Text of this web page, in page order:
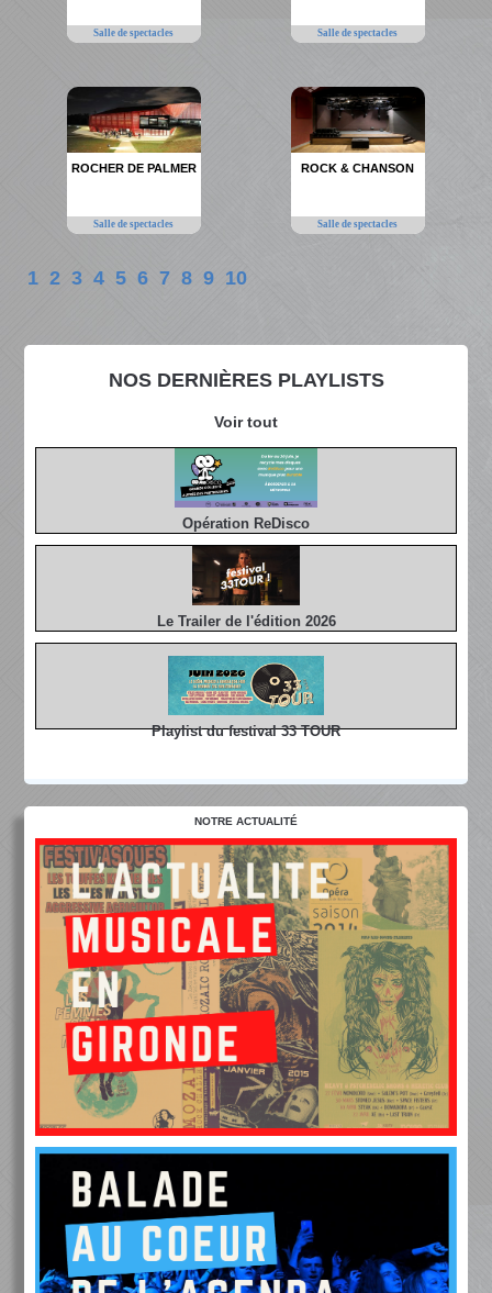
NOS DERNIÈRES PLAYLISTS
Voir tout
Opération ReDisco
Le Trailer de l'édition 2026
Playlist du festival 33 TOUR
Salle de spectacles Salle de spectacles
ROCHER DE PALMER
Salle de spectacles
ROCK & CHANSON
Salle de spectacles
1 2 3 4 5 6 7 8 9 10
NOTRE ACTUALITÉ